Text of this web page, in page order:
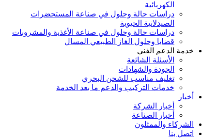
الكهربائية
دراسات حالة وحلول في صناعة المستحضرات
الصيدلانية الحيوية
دراسات حالة وحلول في صناعة الأغذية والمشروبات
قضايا وحلول الغاز الطبيعي المسال
خدمة الدعم الفني
الأسئلة الشائعة
الجودة والشهادات
تغليف مناسب للشحن البحري
خدمات التركيب والدعم ما بعد الخدمة
أخبار
أخبار الشركة
أخبار الصناعة
الشركاء والممثلون
اتصل بنا